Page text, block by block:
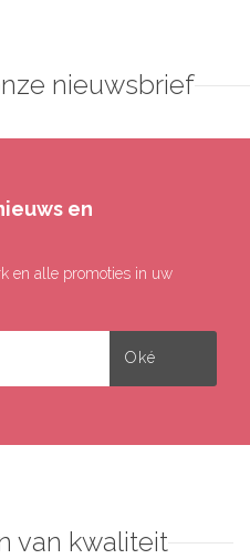
nieuwsbrief
en
en alle promoties in uw
van kwaliteit